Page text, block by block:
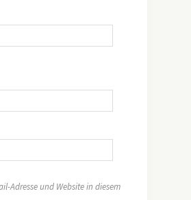
Adresse und Website in diesem